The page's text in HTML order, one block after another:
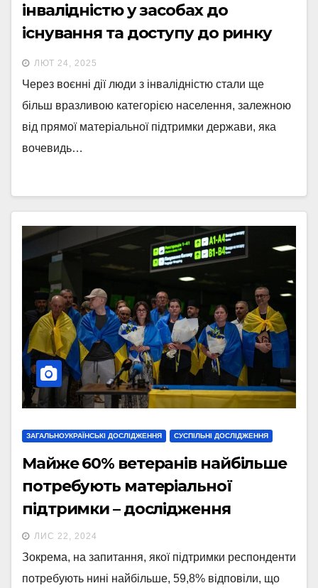
інвалідністю у засобах до
існування та доступу до ринку
праці в умовах війни в Україні на
замовлення ГС «Ліга Сильних».
ЛЮТ 24, 2025
Через воєнні дії люди з інвалідністю стали ще
більш вразливою категорією населення, залежною
від прямої матеріальної підтримки держави, яка
вочевидь…
ЗАГАЛЬНОУКРАЇНСЬКІ ДОСЛІДЖЕННЯ СУСПІЛЬНІ ДОСЛІДЖЕННЯ
Майже 60% ветеранів найбільше
потребують матеріальної
підтримки – дослідження
ЛИС 22, 2024
Зокрема, на запитання, якої підтримки респонденти
потребують нині найбільше, 59,8% відповіли, що